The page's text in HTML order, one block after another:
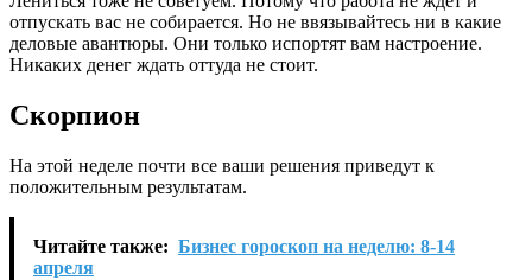
отпускать вас не собирается. Но не ввязывайтесь ни в какие
деловые авантюры. Они только испортят вам настроение.
Никаких денег ждать оттуда не стоит.
Скорпион
На этой неделе почти все ваши решения приведут к
положительным результатам.
Читайте также: Бизнес гороскоп на неделю: 8-14
апреля